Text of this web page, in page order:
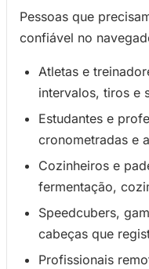
Pessoas que
confiável no
Atletas e
intervalos, tiros e
Estudantes e
cronometradas e
Cozinheiros e
fermentação,
Speedcubers,
cabeças que
Profissionais